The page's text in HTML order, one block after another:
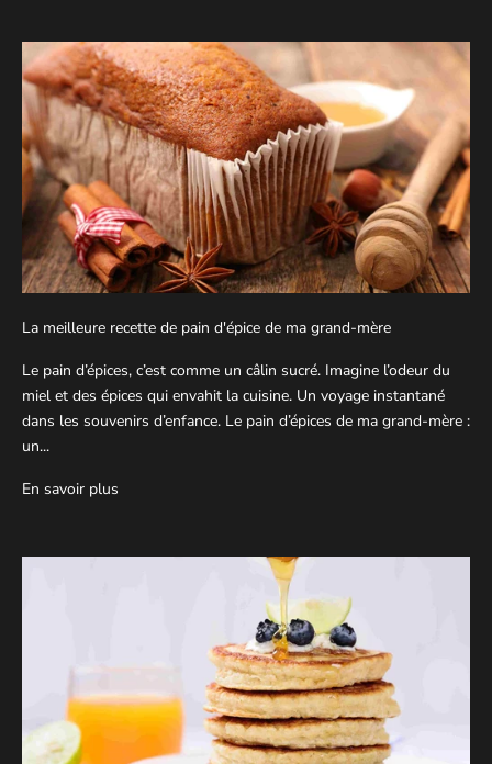
La meilleure recette de pain d'épice de ma grand-mère
Le pain d’épices, c’est comme un câlin sucré. Imagine l’odeur du
miel et des épices qui envahit la cuisine. Un voyage instantané
dans les souvenirs d’enfance. Le pain d’épices de ma grand-mère :
un...
En savoir plus